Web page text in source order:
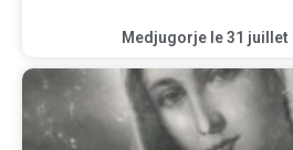
Medjugorje le 31 juillet